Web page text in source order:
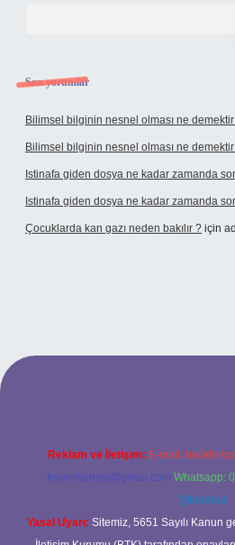
Son yorumlar
Bilimsel bilginin nesnel olması ne
Bilimsel bilginin nesnel olması ne
Istinafa giden dosya ne kadar zamanda
Istinafa giden dosya ne kadar zamanda
Çocuklarda kan gazı neden bakılır ? için
Reklam ve İletişim: E-mail:
forumhizmeti@gmail.com Whatsapp:
@karabul
Yasal Uyarı: Sitemiz, 5651 Sayılı Kanun